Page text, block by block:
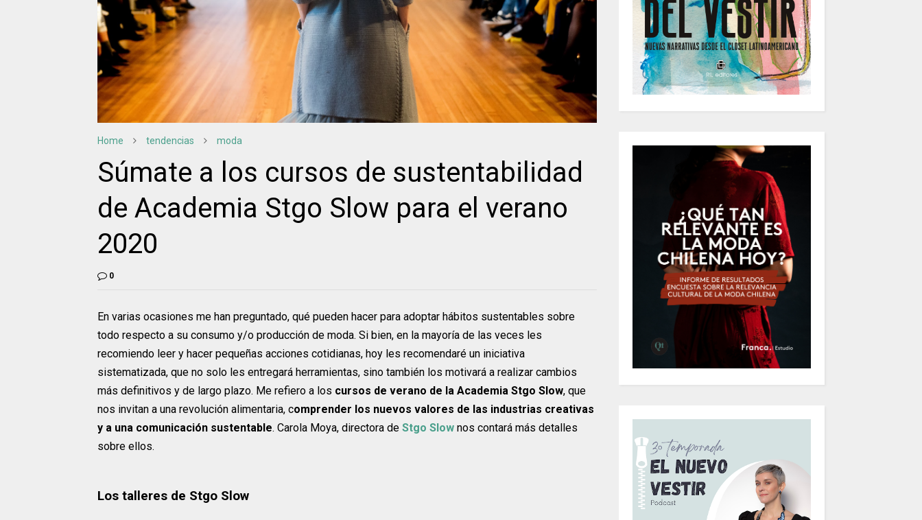
Home tendencias moda
Súmate a los cursos de sustentabilidad
de Academia Stgo Slow para el verano
2020
0
En varias ocasiones me han preguntado, qué pueden hacer para adoptar hábitos sustentables sobre
todo respecto a su consumo y/o producción de moda. Si bien, en la mayoría de las veces les
recomiendo leer y hacer pequeñas acciones cotidianas, hoy les recomendaré un iniciativa
sistematizada, que no solo les entregará herramientas, sino también los motivará a realizar cambios
más definitivos y de largo plazo. Me refiero a los cursos de verano de la Academia Stgo Slow, que
nos invitan a una revolución alimentaria, comprender los nuevos valores de las industrias creativas
y a una comunicación sustentable. Carola Moya, directora de Stgo Slow nos contará más detalles
sobre ellos.
Los talleres de Stgo Slow